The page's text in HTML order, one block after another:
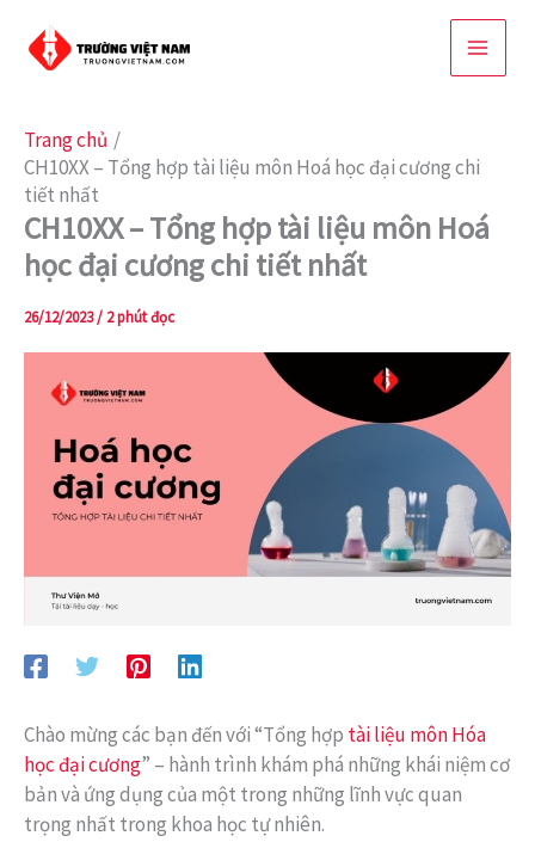
Trang chủ
CH10XX – Tổng hợp tài liệu môn Hoá học đại cương chi
tiết nhất
CH10XX – Tổng hợp tài liệu môn Hoá
học đại cương chi tiết nhất
26/12/2023/ 2 phút đọc
Chào mừng các bạn đến với “Tổng hợp tài liệu môn Hóa
học đại cương” – hành trình khám phá những khái niệm cơ
bản và ứng dụng của một trong những lĩnh vực quan
trọng nhất trong khoa học tự nhiên.